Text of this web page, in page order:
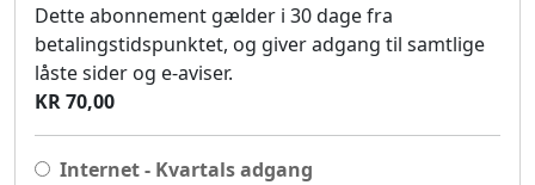
Dette abonnement gælder i 30 dage fra
betalingstidspunktet, og giver adgang til samtlige
låste sider og e-aviser.
KR 70,00
Internet - Kvartals adgang